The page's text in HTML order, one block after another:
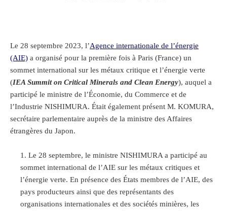
Le 28 septembre 2023, l’Agence internationale de l’énergie
(AIE) a organisé pour la première fois à Paris (France) un
sommet international sur les métaux critique et l’énergie verte
(IEA Summit on Critical Minerals and Clean Energy), auquel a
participé le ministre de l’Économie, du Commerce et de
l’Industrie NISHIMURA. Était également présent M. KOMURA,
secrétaire parlementaire auprès de la ministre des Affaires
étrangères du Japon.
Le 28 septembre, le ministre NISHIMURA a participé au
sommet international de l’AIE sur les métaux critiques et
l’énergie verte. En présence des États membres de l’AIE, des
pays producteurs ainsi que des représentants des
organisations internationales et des sociétés minières, les